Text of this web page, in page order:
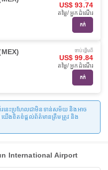
US$ 93.74
តម្លៃ/ អ្នកដំណើរ
កក់
ចាប់ផ្ដើមពី
US$ 99.84
តម្លៃ/ អ្នកដំណើរ
កក់
នេះប្រហែលជាមិនទាន់សម័យ និងអាច
យើងខិតខំផ្តល់ព័ត៌មានត្រឹមត្រូវ និង
International Airport